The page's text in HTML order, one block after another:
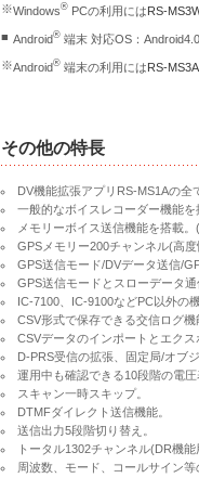
※Windows® PCの利用にはRS-
■ Android® 端末 対応OS：
※Android® 端末の利用にはRS-
その他の特長
DV機能拡張アプリRS-MS1Aの全
一般的なボイスレコーダー機能を
メモリーボイス送信機能を搭載
GPSメモリー200チャンネル(高
GPS送信モード/DVデータ送信/
GPS送信モードとスローデータ
IC-7100、IC-9100などPC以外の
CSV形式で保存できる交信ログ機
CSVデータのインポートとエクス
D-PRS受信の拡張、固定局/オブ
運用中も確認できる10段階の電
スキャン一時スキップ。
DTMFダイレクト送信機能。
送信出力5段階切り替え。
トータル1302チャンネル(DR機
周波数、モード、コールサイン